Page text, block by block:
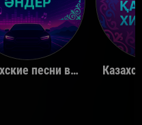
Казахские песни в машину